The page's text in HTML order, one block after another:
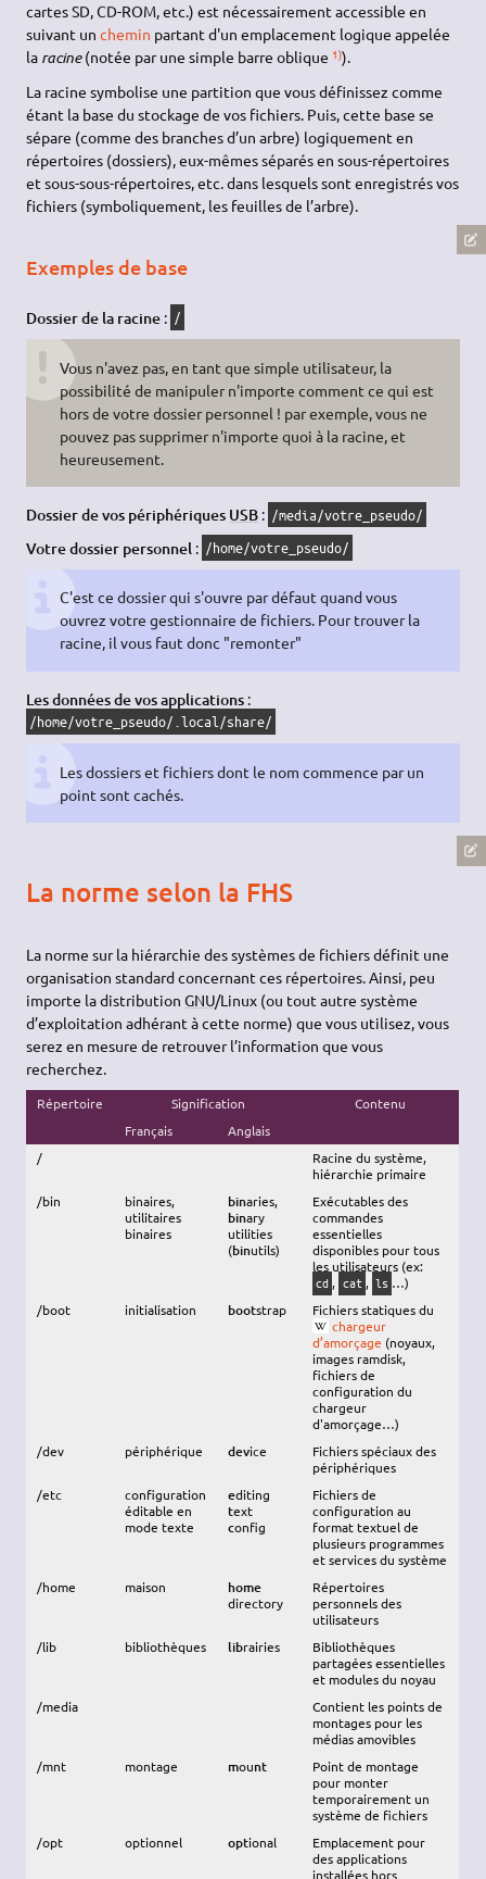
cartes SD, CD-ROM, etc.) est nécessairement accessible en
suivant unchemin partant d'un emplacement logique appelée
la racine(notée par une simple barre oblique 1)).
La racine symbolise une partition que vous définissez comme
étant la base du stockage de vos fichiers. Puis, cette base se
sépare (comme des branches d’un arbre) logiquement en
répertoires (dossiers), eux-mêmes séparés en sous-répertoires
et sous-sous-répertoires, etc. dans lesquels sont enregistrés vos
fichiers (symboliquement, les feuilles de l’arbre).
Exemples de base
Dossier de la racine : /
Vous n'avez pas, en tant que simple utilisateur, la
possibilité de manipuler n'importe comment ce qui est
hors de votre dossier personnel ! par exemple, vous ne
pouvez pas supprimer n'importe quoi à la racine, et
heureusement.
Dossier de vos périphériques USB : /media/votre_pseudo/
Votre dossier personnel : /home/votre_pseudo/
C'est ce dossier qui s'ouvre par défaut quand vous
ouvrez votre gestionnaire de fichiers. Pour trouver la
racine, il vous faut donc "remonter"
Les données de vos applications :
/home/votre_pseudo/.local/share/
Les dossiers et fichiers dont le nom commence par un
point sont cachés.
La norme selon la FHS
La norme sur la hiérarchie des systèmes de fichiers définit une
organisation standard concernant ces répertoires. Ainsi, peu
importe la distributionGNU/Linux (ou tout autre système
d’exploitation adhérant à cette norme) que vous utilisez, vous
serez en mesure de retrouver l’information que vous
recherchez.
Répertoire Signification
Contenu
Français
Anglais
/
Racine du système,
hiérarchie primaire
/bin
binaires,
utilitaires
binaires
binaries,
binary
utilities
(binutils)
Exécutables des
commandes
essentielles
disponibles pour tous
les utilisateurs (ex:
cd , cat , ls …)
/boot
initialisation bootstrap
Fichiers statiques du
chargeur
d’amorçage (noyaux,
images ramdisk,
fichiers de
configuration du
chargeur
d'amorçage…)
/dev
périphérique device
Fichiers spéciaux des
périphériques
/etc
configuration
éditable en
mode texte
editing
text
config
Fichiers de
configuration au
format textuel de
plusieurs programmes
et services du système
/home
maison home
directory
Répertoires
personnels des
utilisateurs
/lib
bibliothèques librairies
Bibliothèques
partagées essentielles
et modules du noyau
/media
Contient les points de
montages pour les
médias amovibles
/mnt
montage mount
Point de montage
pour monter
temporairement un
système de fichiers
/opt
optionnel optional
Emplacement pour
des applications
installées hors